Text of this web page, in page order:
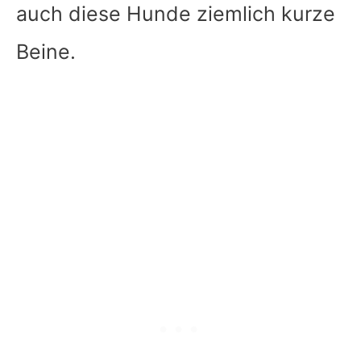
auch diese Hunde ziemlich kurze
Beine.